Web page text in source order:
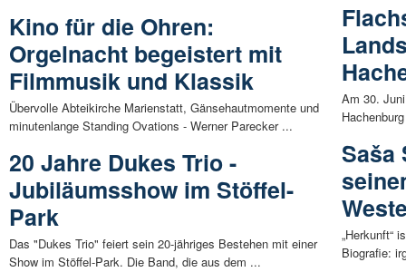
Kino für die Ohren:
Orgelnacht begeistert mit
Filmmusik und Klassik
Übervolle Abteikirche Marienstatt, Gänsehautmomente und
minutenlange Standing Ovations - Werner Parecker ...
20 Jahre Dukes Trio -
Jubiläumsshow im Stöffel-
Park
Das "Dukes Trio" feiert sein 20-jähriges Bestehen mit einer
Show im Stöffel-Park. Die Band, die aus dem ...
Am 30.
Saša
„Herkunft“
Biografie: